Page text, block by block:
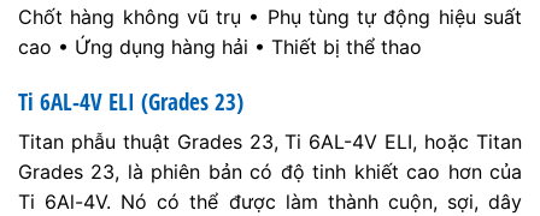
Chốt hàng không vũ trụ • Phụ tùng tự động hiệu suất
cao • Ứng dụng hàng hải • Thiết bị thể thao
Ti 6AL-4V ELI (Grades 23)
Titan phẫu thuật Grades 23, Ti 6AL-4V ELI, hoặc Titan
Grades 23, là phiên bản có độ tinh khiết cao hơn của
Ti 6Al-4V. Nó có thể được làm thành cuộn, sợi, dây